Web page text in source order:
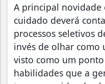
A principal
cuidado deverá
processos seletivos
invés de olhar como
visto como um
habilidades que a